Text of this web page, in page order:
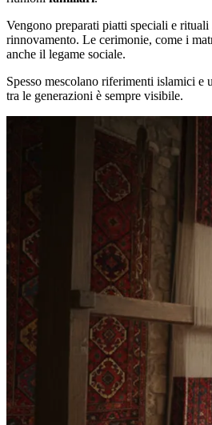
Vengono preparati piatti speciali e
rinnovamento. Le cerimonie, come i
anche il legame sociale.
Spesso mescolano riferimenti islamici e
tra le generazioni è sempre visibile.